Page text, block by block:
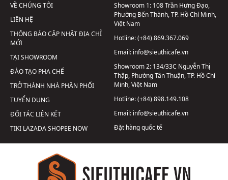
VỀ CHÚNG TÔI
LIÊN HỆ
THÔNG BÁO CẬP NHẬT ĐỊA CHỈ
MỚI
TẠI SHOWROOM
ĐÀO TẠO PHA CHẾ
TRỞ THÀNH NHÀ PHÂN PHỐI
TUYỂN DỤNG
ĐỐI TÁC LIÊN KẾT
TIKI LAZADASHOPEE NOW
Showroom 1: 108 Trần Hưng Đạo,
Phường Bến Thành, TP. Hồ Chí Minh,
Việt Nam
Hotline:(+84) 869.367.069
Email: info@sieuthicafe.vn
Showroom 2: 134/33C Nguyễn Thị
Thập, Phường Tân Thuận, TP. Hồ Chí
Minh, Việt Nam
Hotline:(+84) 898.149.108
Email: info@sieuthicafe.vn
Đặt hàng quốc tế